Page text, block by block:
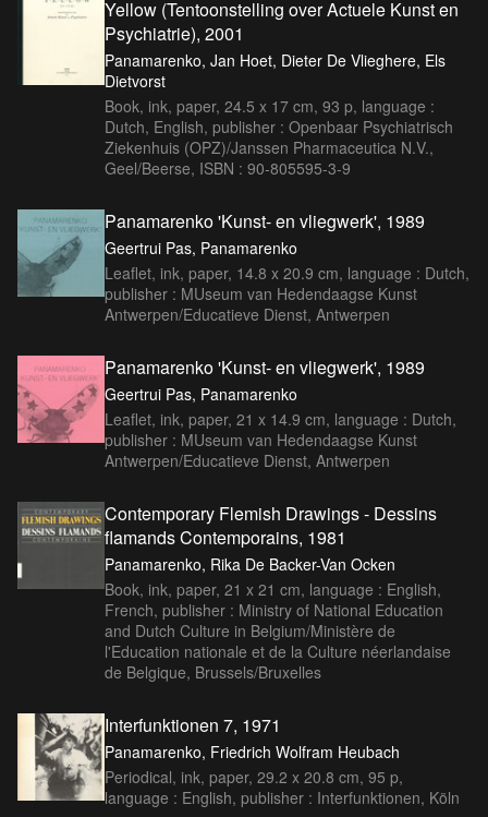
Yellow (Tentoonstelling over Actuele Kunst en
Psychiatrie), 2001
Panamarenko, Jan Hoet, Dieter De Vlieghere, Els
Dietvorst
Book, ink, paper, 24.5 x 17 cm, 93 p, language :
Dutch, English, publisher : Openbaar Psychiatrisch
Ziekenhuis (OPZ)/Janssen Pharmaceutica N.V.,
Geel/Beerse, ISBN : 90-805595-3-9
Panamarenko 'Kunst- en vliegwerk', 1989
Geertrui Pas, Panamarenko
Leaflet, ink, paper, 14.8 x 20.9 cm, language : Dutch,
publisher : MUseum van Hedendaagse Kunst
Antwerpen/Educatieve Dienst, Antwerpen
Panamarenko 'Kunst- en vliegwerk', 1989
Geertrui Pas, Panamarenko
Leaflet, ink, paper, 21 x 14.9 cm, language : Dutch,
publisher : MUseum van Hedendaagse Kunst
Antwerpen/Educatieve Dienst, Antwerpen
Contemporary Flemish Drawings - Dessins
flamands Contemporains, 1981
Panamarenko, Rika De Backer-Van Ocken
Book, ink, paper, 21 x 21 cm, language : English,
French, publisher : Ministry of National Education
and Dutch Culture in Belgium/Ministère de
l'Education nationale et de la Culture néerlandaise
de Belgique, Brussels/Bruxelles
Interfunktionen 7, 1971
Panamarenko, Friedrich Wolfram Heubach
Periodical, ink, paper, 29.2 x 20.8 cm, 95 p,
language : English, publisher : Interfunktionen, Köln